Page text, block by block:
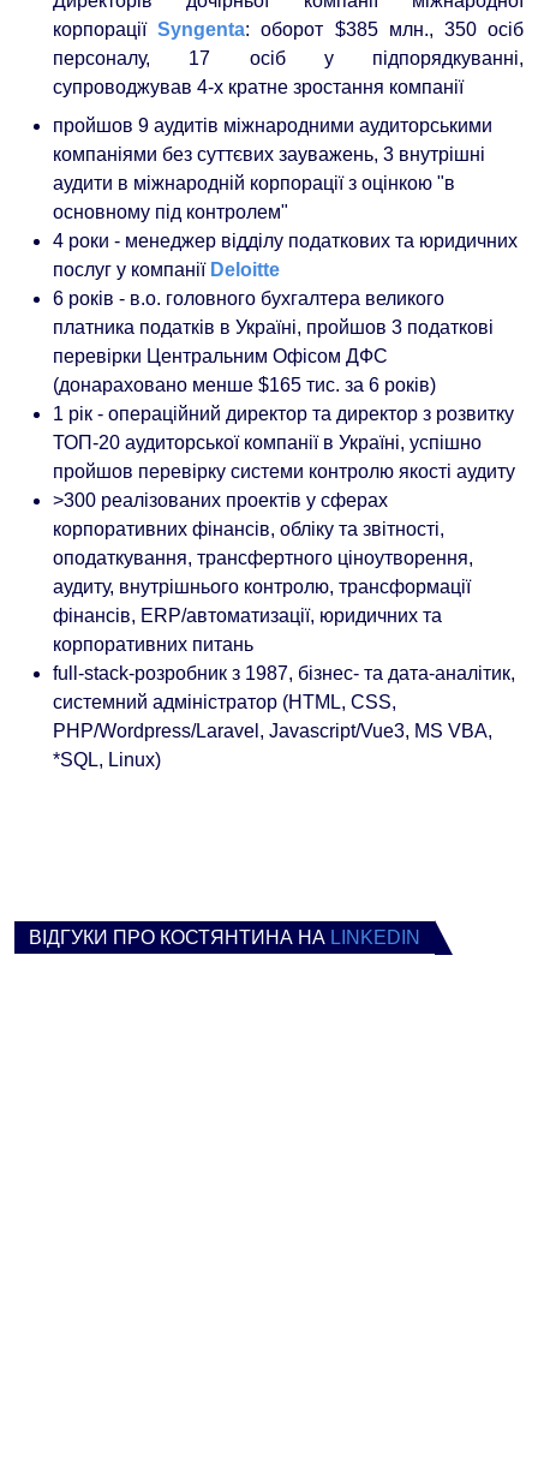
корпораціїSyngenta: оборот $385 млн., 350 осіб
персоналу, 17 осіб у підпорядкуванні,
супроводжував 4-х кратне зростання компанії
пройшов 9 аудитів міжнародними аудиторськими
компаніями без суттєвих зауважень, 3 внутрішні
аудити в міжнародній корпорації з оцінкою "в
основному під контролем"
4 роки - менеджер відділу податкових та юридичних
послуг у компанії Deloitte
6 років - в.о. головного бухгалтера великого
платника податків в Україні, пройшов 3 податкові
перевірки Центральним Офісом ДФС
(донараховано менше $165 тис. за 6 років)
1 рік - операційний директор та директор з розвитку
ТОП-20 аудиторської компанії в Україні, успішно
пройшов перевірку системи контролю якості аудиту
>300 реалізованих проектів у сферах
корпоративних фінансів, обліку та звітності,
оподаткування, трансфертного ціноутворення,
аудиту, внутрішнього контролю, трансформації
фінансів, ERP/автоматизації, юридичних та
корпоративних питань
full-stack-розробник з 1987, бізнес- та дата-аналітик,
системний адміністратор (HTML, CSS,
PHP/Wordpress/Laravel, Javascript/Vue3, MS VBA,
*SQL, Linux)
ВІДГУКИ ПРО КОСТЯНТИНА НА LINKEDIN